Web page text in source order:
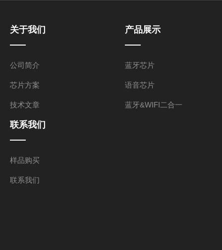
关于我们
公司简介
芯片方案
技术文章
产品展示
蓝牙芯片
语音芯片
蓝牙&WIFI二合一
联系我们
样品购买
联系我们